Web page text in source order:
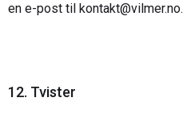
en e-post til kontakt@vilmer.no.
12. Tvister